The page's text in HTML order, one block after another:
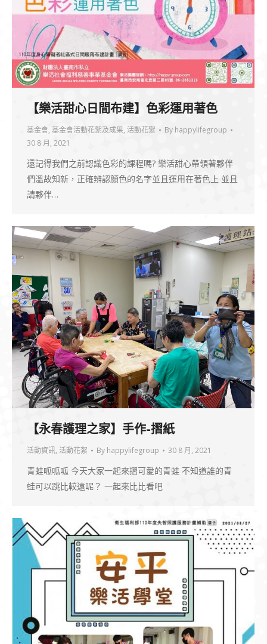
【樂活甜心日間布建】色彩運用著色
基金會, 基金會活動花絮及成果, 活動花絮 By happylifegroup
30 8 月, 2021
還記得我們之前認識色彩的課程嗎? 樂活甜心帶領著夥伴
們溫故知新，正確辨認顏色的名字並且運用在著色上 並且
請夥伴…
【永春護理之家】手作-摺紙
活動資訊, 活動花絮 By happylifegroup 30 8 月, 2021
青蛙呱呱呱 今天大家一起來摺可愛的青蛙 不知道誰的青
蛙可以跳比較遠呢？ 一起來比比看吧